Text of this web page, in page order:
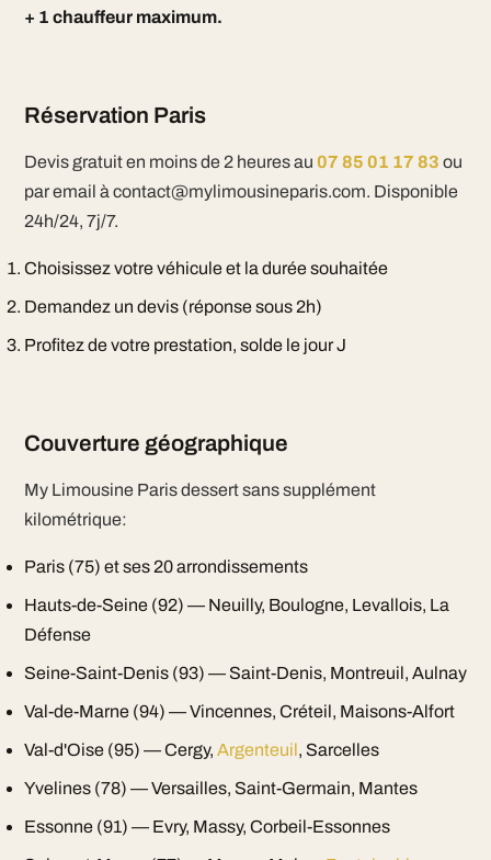
+ 1 chauffeur maximum.
Réservation Paris
Devis gratuit en moins de 2 heures au 07 85 01 17 83 ou
par email à contact@mylimousineparis.com. Disponible
24h/24, 7j/7.
Choisissez votre véhicule et la durée souhaitée
Demandez un devis (réponse sous 2h)
Profitez de votre prestation, solde le jour J
Couverture géographique
My Limousine Paris dessert sans supplément
kilométrique:
Paris (75) et ses 20 arrondissements
Hauts-de-Seine (92) — Neuilly, Boulogne, Levallois, La
Défense
Seine-Saint-Denis (93) — Saint-Denis, Montreuil, Aulnay
Val-de-Marne (94) — Vincennes, Créteil, Maisons-Alfort
Val-d'Oise (95) — Cergy, Argenteuil, Sarcelles
Yvelines (78) — Versailles, Saint-Germain, Mantes
Essonne (91) — Evry, Massy, Corbeil-Essonnes